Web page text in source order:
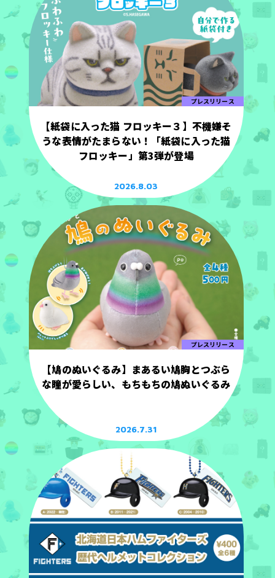
プレスリリース
【紙袋に入った猫 フロッキー３】不機嫌そ
うな表情がたまらない！「紙袋に入った猫
フロッキー」第3弾が登場
2026.8.03
プレスリリース
【鳩のぬいぐるみ】まあるい鳩胸とつぶら
な瞳が愛らしい、もちもちの鳩ぬいぐるみ
2026.7.31